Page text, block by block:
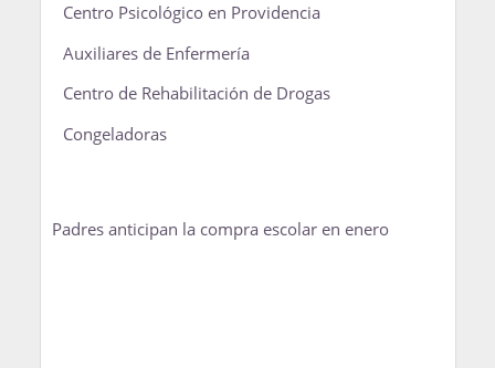
Centro Psicológico en Providencia
Auxiliares de Enfermería
Centro de Rehabilitación de Drogas
Congeladoras
Padres anticipan la compra escolar en enero